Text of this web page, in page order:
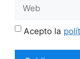
Acepto la